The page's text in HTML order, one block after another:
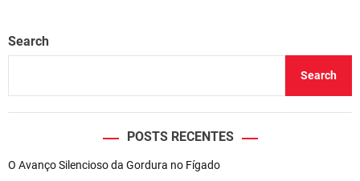
Search
Search
POSTS RECENTES
O Avanço Silencioso da Gordura no Fígado